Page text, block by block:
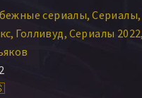
сериалы Сериалы
Голливуд Сериалы 2022